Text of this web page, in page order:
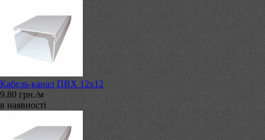
Кабель-канал ПВХ 12х12
9.80 грн./м
в наявності